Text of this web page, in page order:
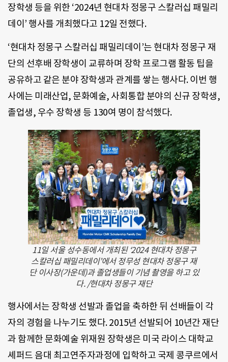
장학생 등을 위한 ‘2024년 현대차 정몽구 스칼러십 패밀리
데이’ 행사를 개최했다고 12일 전했다.
‘현대차 정몽구 스칼러십 패밀리데이’는 현대차 정몽구 재
단의 선후배 장학생이 교류하며 장학 프로그램 활동 팁을
공유하고 같은 분야 장학생과 관계를 쌓는 행사다. 이번 행
사에는 미래산업, 문화예술, 사회통합 분야의 신규 장학생,
졸업생, 우수 장학생 등 130여 명이 참석했다.
11일 서울 성수동에서 개최된 ‘2024 현대차 정몽구
스칼러십 패밀리데이’에서 정무성 현대차 정몽구 재
단 이사장(가운데)과 졸업생들이 기념 촬영을 하고 있
다. /현대차 정몽구 재단
행사에서는 장학생 선발과 졸업을 축하한 뒤 선배들이 각
자의 경험을 나누기도 했다. 2015년 선발되어 10년간 재단
과 함께한 문화예술 위재원 장학생은 미국 라이스 대학교
셰퍼드 음대 최고연주자과정에 입학하고 국제 콩쿠르에서